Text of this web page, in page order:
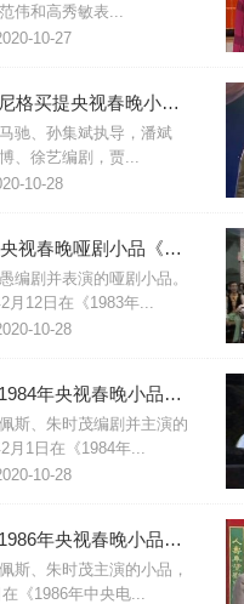
伟和高秀敏表...
10-27
贾玲李菁沙溢尼格买提央视春晚小品《喜乐街》台词
驰、孙集斌执导，潘斌
、徐艺编剧，贾...
10-28
王景愚1983年央视春晚哑剧小品《吃鸡》台词剧本
编剧并表演的哑剧小品。
月12日在《1983年...
10-28
陈佩斯朱时茂1984年央视春晚小品《吃面条》台词
斯、朱时茂编剧并主演的
月1日在《1984年...
10-28
陈佩斯朱时茂1986年央视春晚小品《羊肉串》台词
斯、朱时茂主演的小品，
《1986年中央电...